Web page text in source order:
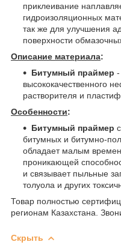
приклеивание
гидроизоляционных
так же для улучшения
поверхности
Описание материала:
Битумный праймер -
высококачественного
растворителя и
Особенности:
Битумный праймер
битумных и битумно-
обладает малым
проникающей
и связывает пыльные
толуола и других
Товар полностью
регионам Казахстана.
Скрыть